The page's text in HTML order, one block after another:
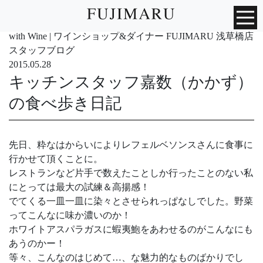
with Wine | ワインショップ&ダイナー FUJIMARU 浅草橋店
スタッフブログ
2015.05.28
キッチンスタッフ嘉数（かかず）
の食べ歩き日記
先日、粋なはからいによりレフェルベソンスさんに食事に
行かせて頂くことに。
レストランなど片手で数えたことしか行ったことのない私
にとっては最大の試練＆高揚感！
でてくる一皿一皿に染々とさせられっぱなしでした。野菜
ってこんなに味か濃いのか！
ホワイトアスパラガスに蝦夷鮑をあわせるのがこんなにも
あうのかー！
等々、こんなのはじめて…、な魅力的なものばかりでし